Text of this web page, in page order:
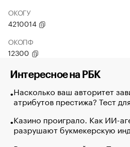
ОКОГУ
4210014
ОКОПФ
12300
Интересное на РБК
Насколько ваш авторитет
атрибутов престижа? Тест
Казино проиграло. Как ИИ-
разрушают букмекерскую